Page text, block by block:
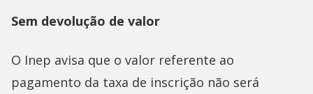
Sem devolução de valor
O Inep avisa que o valor referente ao
pagamento da taxa de inscrição não será